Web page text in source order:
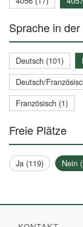
Sprache in
Deutsch (101)
Deutsch/
Französisch (1)
Freie Plätze
Ja (119) Nein